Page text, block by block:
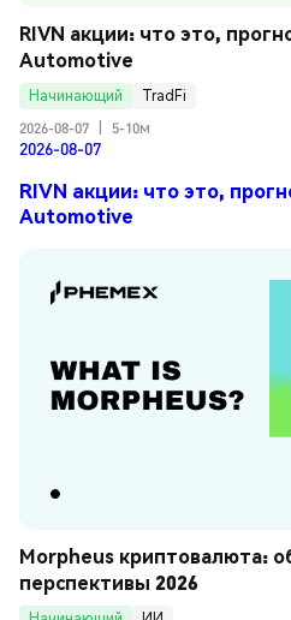
RIVN акции: что это,
Automotive
Начинающий
TradFi
2026-08-07
5-10м
2026-08-07
RIVN акции: что это,
Automotive
Morpheus криптовалюта:
перспективы 2026